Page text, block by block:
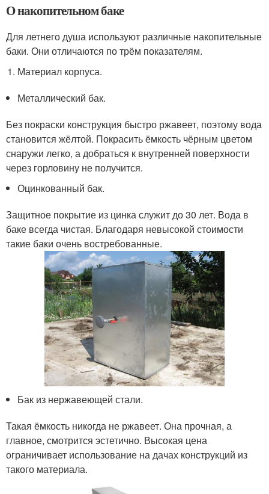
О накопительном баке
Для летнего душа используют различные накопительные
баки. Они отличаются по трём показателям.
Материал корпуса.
Металлический бак.
Без покраски конструкция быстро ржавеет, поэтому вода
становится жёлтой. Покрасить ёмкость чёрным цветом
снаружи легко, а добраться к внутренней поверхности
через горловину не получится.
Оцинкованный бак.
Защитное покрытие из цинка служит до 30 лет. Вода в
баке всегда чистая. Благодаря невысокой стоимости
такие баки очень востребованные.
Бак из нержавеющей стали.
Такая ёмкость никогда не ржавеет. Она прочная, а
главное, смотрится эстетично. Высокая цена
ограничивает использование на дачах конструкций из
такого материала.